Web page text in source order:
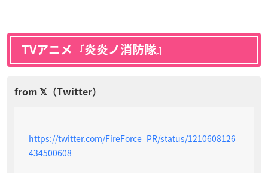
TVアニメ『炎炎ノ消防隊』
https://twitter.com/FireForce_PR/status/1210608126
434500608